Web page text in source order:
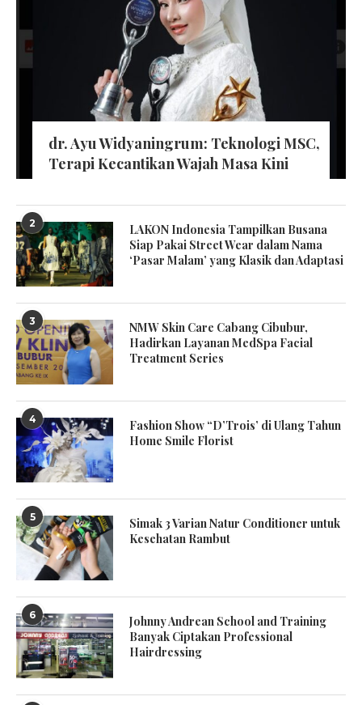
dr. Ayu Widyaningrum: Teknologi MSC,
Terapi Kecantikan Wajah Masa Kini
2
LAKON Indonesia Tampilkan Busana
Siap Pakai Street Wear dalam Nama
‘Pasar Malam’ yang Klasik dan Adaptasi
3
NMW Skin Care Cabang Cibubur,
Hadirkan Layanan MedSpa Facial
Treatment Series
4
Fashion Show “D’Trois’ di Ulang Tahun
Home Smile Florist
5
Simak 3 Varian Natur Conditioner untuk
Kesehatan Rambut
6
Johnny Andrean School and Training
Banyak Ciptakan Professional
Hairdressing